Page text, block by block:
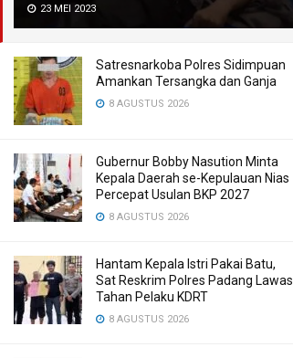
23 MEI 2023
Satresnarkoba Polres Sidimpuan
Amankan Tersangka dan Ganja
8 AGUSTUS 2026
Gubernur Bobby Nasution Minta
Kepala Daerah se-Kepulauan Nias
Percepat Usulan BKP 2027
8 AGUSTUS 2026
Hantam Kepala Istri Pakai Batu,
Sat Reskrim Polres Padang Lawas
Tahan Pelaku KDRT
8 AGUSTUS 2026